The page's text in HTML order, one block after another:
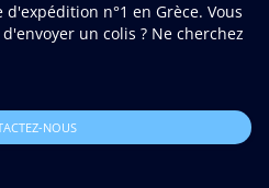
n°1 en Grèce. Vous
un colis ? Ne cherchez
NOUS